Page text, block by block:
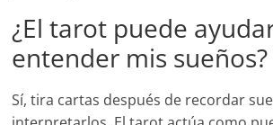
¿El tarot puede
entender mis sueños?
Sí, tira cartas después de recordar